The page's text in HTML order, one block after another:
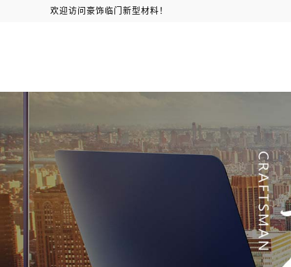
欢迎访问豪饰临门新型材料！